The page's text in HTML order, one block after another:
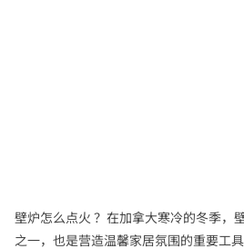
壁炉怎么点火 ？在加拿大寒冷的冬季，
之一，也是营造温馨家居氛围的重要工